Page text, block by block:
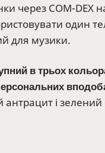
через COM-DEX
один
для музики.
в трьох
і зелений